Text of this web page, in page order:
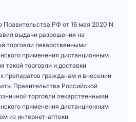
Правительства РФ от 16 мая 2020 N
выдачи разрешения на
торговли лекарственными
применения дистанционным
такой торговли и доставки
препаратов гражданам и внесении
Правительства Российской
торговли лекарственными
применения дистанционным
из интернет-аптеки